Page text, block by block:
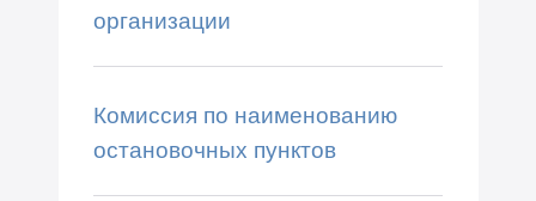
организации
Комиссия по наименованию
остановочных пунктов